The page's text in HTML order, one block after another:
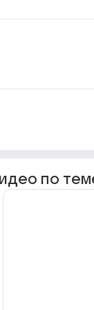
по